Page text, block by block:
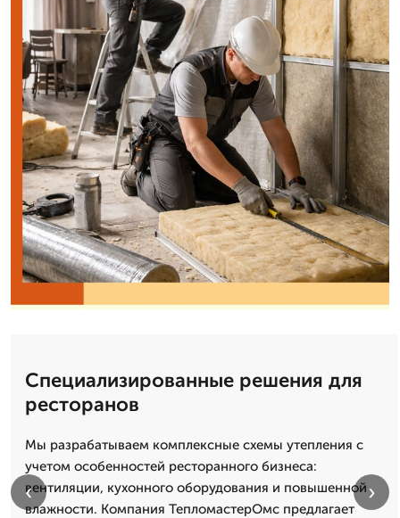
Специализированные решения для
ресторанов
Мы разрабатываем комплексные схемы утепления с
учетом особенностей ресторанного бизнеса:
вентиляции, кухонного оборудования и повышенной
влажности. Компания ТепломастерОмс предлагает
‹ ›